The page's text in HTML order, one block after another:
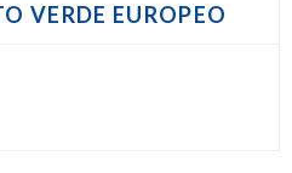
VERDE EUROPEO